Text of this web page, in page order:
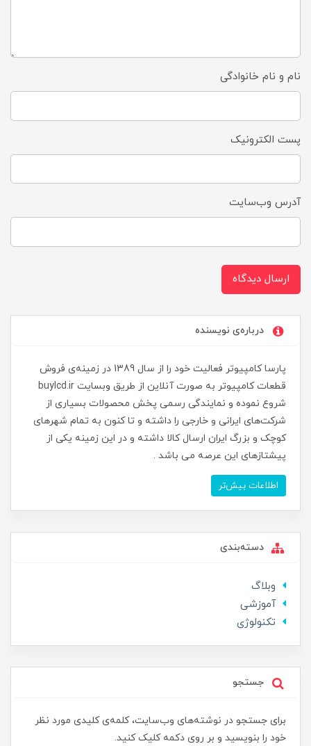
نام و نام خانوادگی
پست الکترونیک
آدرس وب‌سایت
ارسال دیدگاه
درباره‌ی نویسنده
پارسا کامپیوتر فعالیت خود را از سال 1389 در زمینه‌ی فروش
قطعات کامپیوتر به صورت آنلاین از طریق وبسایت buylcd.ir
شروع نموده و نمایندگی رسمی پخش محصولات بسیاری از
شرکت‌های ایرانی و خارجی را داشته و تا کنون به تمام شهرهای
کوچک و بزرگ ایران ارسال کالا داشته و در این زمینه یکی از
پیشتازهای این عرصه می باشد .
اطلاعات بیش‌تر
دسته‌بندی
وبلاگ
آموزشی
تکنولوژی
جستجو
برای جستجو در نوشته‌های وب‌سایت، کلمه‌ی کلیدی مورد نظر
خود را بنویسید و بر روی دکمه کلیک کنید.